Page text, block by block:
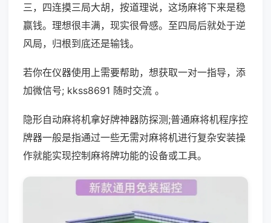
三，四连摸三局大胡，按道理说，这场麻将下来是稳
赢钱。理想很丰满，现实很骨感。至四局后就处于逆
风局，归根到底还是输钱。
若你在仪器使用上需要帮助，想获取一对一指导，添
加微信号; kkss8691 随时交流 。
隐形自动麻将机拿好牌神器防探测;普通麻将机程序控
牌器一般是指通过一些无需对麻将机进行复杂安装操
作就能实现控制麻将牌功能的设备或工具。